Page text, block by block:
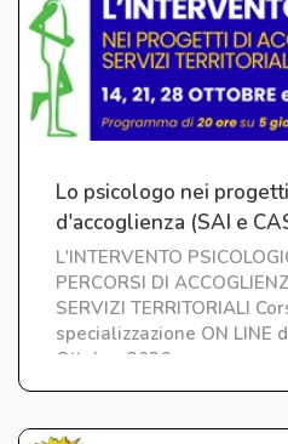
Lo psicologo nei progetti
d'accoglienza (SAI e
edizione
L'INTERVENTO
PERCORSI DI
SERVIZI TERRITORIALI
specializzazione ON LINE
Ottobre 2026